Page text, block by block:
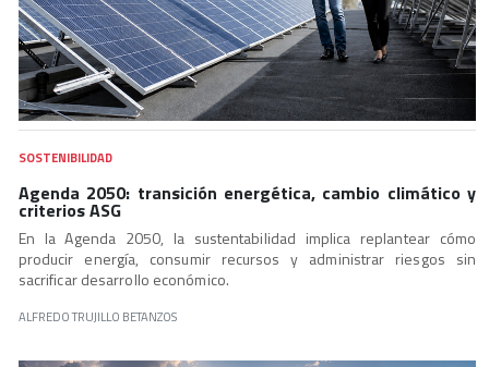
SOSTENIBILIDAD
Agenda 2050: transición energética, cambio climático y
criterios ASG
En la Agenda 2050, la sustentabilidad implica replantear cómo
producir energía, consumir recursos y administrar riesgos sin
sacrificar desarrollo económico.
ALFREDO TRUJILLO BETANZOS